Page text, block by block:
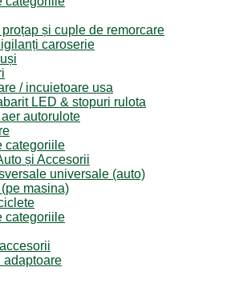
și cuple de remorcare
caroserie
/ incuietoare usa
LED & stopuri rulota
autorulote
categoriile
și Accesorii
universale (auto)
masina)
categoriile
adaptoare